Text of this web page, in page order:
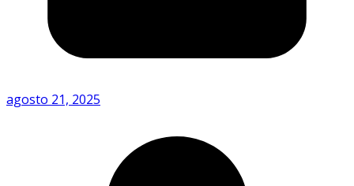
agosto 21, 2025